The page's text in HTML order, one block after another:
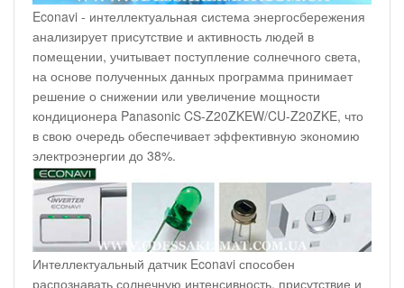
Econavi - интеллектуальная система энергосбережения
анализирует присутствие и активность людей в
помещении, учитывает поступление солнечного света,
на основе полученных данных программа принимает
решение о снижении или увеличение мощности
кондиционера Panasonic CS-Z20ZKEW/CU-Z20ZKE, что
в свою очередь обеспечивает эффективную экономию
электроэнергии до 38%.
Интеллектуальный датчик Econavi способен
распознавать солнечную интенсивность, присутствие и